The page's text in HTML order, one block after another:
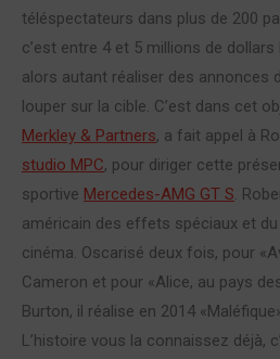
téléspectateurs dans plus de 200
c’est entre 4 et 5 millions de
alors autant réaliser des annonces
louper sur la cible. C’est dans cet
Merkley & Partners, a fait appel à
studio MPC, pour diriger cette
sportive Mercedes-AMG GT S.
américain des effets spéciaux et
cinéma. Oscarisé deux fois, pour
Cameron et pour «Alice, au pays
Burton, il réalise en 2014
L’histoire vous la connaissez déjà,